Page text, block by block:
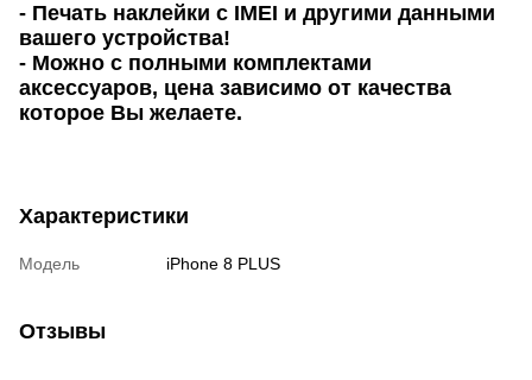
- Печать наклейки с IMEI и другими данными
вашего устройства!
- Можно с полными комплектами
аксессуаров, цена зависимо от качества
которое Вы желаете.
Характеристики
Модель iPhone 8 PLUS
Отзывы